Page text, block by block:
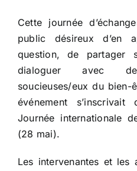
Cette journée
public désireux d’en
question, de partager
dialoguer avec
soucieuses/eux du
événement
Journée internationale
(28 mai).
Les intervenantes et les